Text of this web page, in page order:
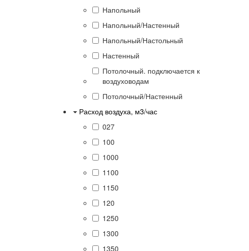
Напольный
Напольный/Настенный
Напольный/Настольный
Настенный
Потолочный. подключается к
воздуховодам
Потолочный/Настенный
Расход воздуха, м3/час
027
100
1000
1100
1150
120
1250
1300
1350